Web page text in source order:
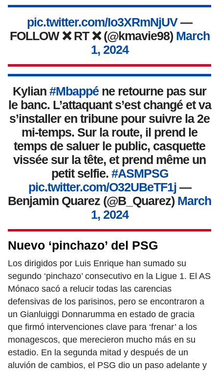
pic.twitter.com/Io3XRmNjUV—
FOLLOW ❌ RT ❌ (@kmavie98) March
1, 2024
Kylian #Mbappé ne retourne pas sur
le banc. L’attaquant s’est changé et va
s’installer en tribune pour suivre la 2e
mi-temps. Sur la route, il prend le
temps de saluer le public, casquette
vissée sur la tête, et prend même un
petit selfie. #ASMPSG
pic.twitter.com/O32UBeTF1j—
Benjamin Quarez (@B_Quarez) March
1, 2024
Nuevo ‘pinchazo’ del PSG
Los dirigidos por Luis Enrique han sumado su
segundo ‘pinchazo’ consecutivo en la Ligue 1. El AS
Mónaco sacó a relucir todas las carencias
defensivas de los parisinos, pero se encontraron a
un Gianluiggi Donnarumma en estado de gracia
que firmó intervenciones clave para ‘frenar’ a los
monagescos, que merecieron mucho más en su
estadio. En la segunda mitad y después de un
aluvión de cambios, el PSG dio un paso adelante y